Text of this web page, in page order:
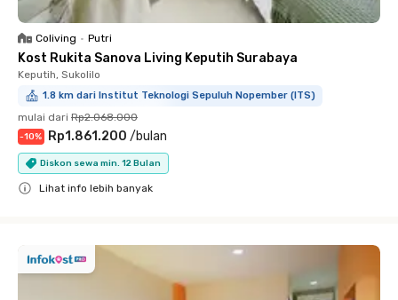
Coliving • Putri
Kost Rukita Sanova Living Keputih Surabaya
Keputih, Sukolilo
1.8 km dari Institut Teknologi Sepuluh Nopember (ITS)
mulai dari Rp2.068.000
-10% Rp1.861.200 /bulan
Diskon sewa min. 12 Bulan
Lihat info lebih banyak